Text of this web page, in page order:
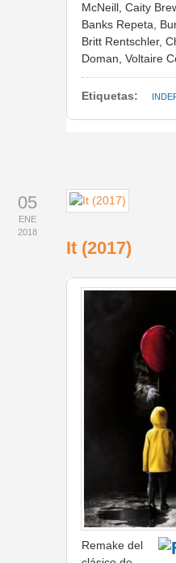
McNeill, Caity
Banks Repeta,
Britt Rentschler,
Doman, Voltaire
Etiquetas:
05
ENE
2018
It (2017)
Remake del